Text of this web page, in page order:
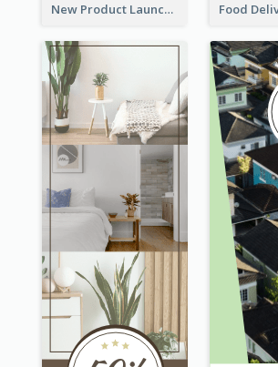
New Product Launch Promotion Wide Skyscraper Banner